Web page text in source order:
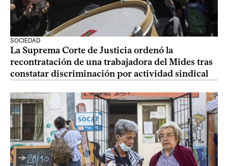
SOCIEDAD
La Suprema Corte de Justicia ordenó la
recontratación de una trabajadora del Mides tras
constatar discriminación por actividad sindical